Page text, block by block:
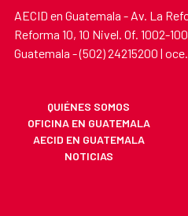
AECID en Guatemala - Av. La
Reforma 10, 10 Nivel. Of. 1002-
Guatemala - (502) 24215200 |
QUIÉNES SOMOS
OFICINA EN GUATEMALA
AECID EN GUATEMALA
NOTICIAS